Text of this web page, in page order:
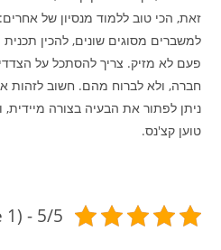
זאת, הכי טוב ללמוד מנסיון של
למשברים מסוגים שונים, להכין
פעם לא מזיק. צריך להסתכל על
חברה, ולא לברוח מהם. חשוב לזהות
ניתן לפתור את הבעיה בצורה
טוען קצ'נס.
5/5 - (1 vote)